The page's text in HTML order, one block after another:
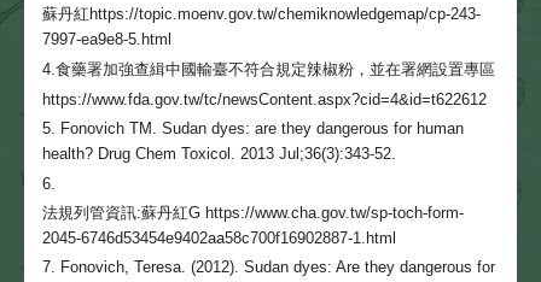
蘇丹紅https://topic.moenv.gov.tw/chemiknowledgemap/cp-243-
7997-ea9e8-5.html
4.食藥署加強查緝中國輸臺不符合規定辣椒粉，並在署網設置專區
https://www.fda.gov.tw/tc/newsContent.aspx?cid=4&id=t622612
5. Fonovich TM. Sudan dyes: are they dangerous for human
health? Drug Chem Toxicol. 2013 Jul;36(3):343-52.
6.
法規列管資訊:蘇丹紅G https://www.cha.gov.tw/sp-toch-form-
2045-6746d53454e9402aa58c700f16902887-1.html
7. Fonovich, Teresa. (2012). Sudan dyes: Are they dangerous for